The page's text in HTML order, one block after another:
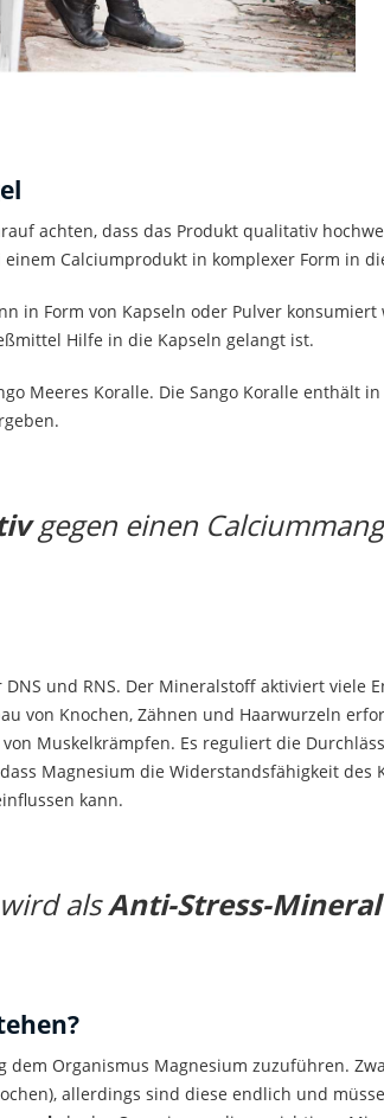
achten, dass das Produkt qualitativ
Calciumprodukt in komplexer Form in
in Form von Kapseln oder Pulver
Hilfe in die Kapseln gelangt ist.
Meeres Koralle. Die Sango Koralle enthält
gegen einen
und RNS. Der Mineralstoff aktiviert viele
von Knochen, Zähnen und Haarwurzeln
Muskelkrämpfen. Es reguliert die
Magnesium die Widerstandsfähigkeit
kann.
alsAnti-Stress-Mineral
Organismus Magnesium zuzuführen.
allerdings sind diese endlich und